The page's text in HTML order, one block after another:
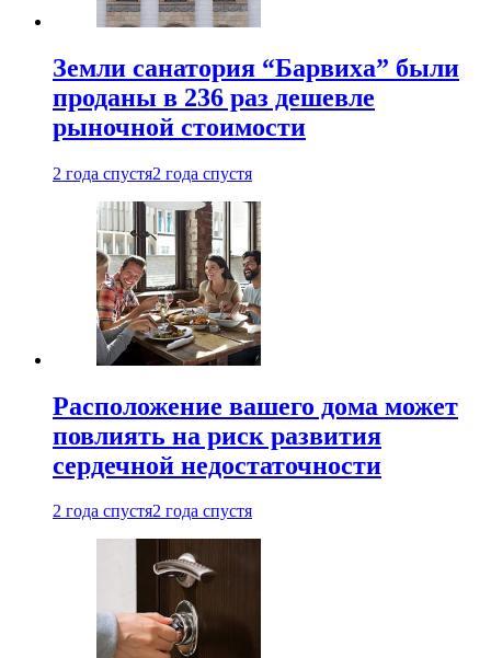
Земли санатория “Барвиха” были
проданы в 236 раз дешевле
рыночной стоимости
2 года спустя2 года спустя
Расположение вашего дома может
повлиять на риск развития
сердечной недостаточности
2 года спустя2 года спустя